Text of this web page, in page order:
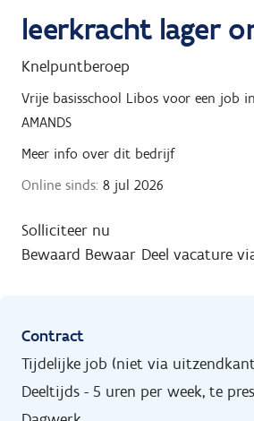
n
a
a
r
leerkracht lager
Knelpuntberoep
Vrije basisschool Libos voor een job in
AMANDS
Meer info over dit bedrijf
Online sinds: 8 jul 2026
Solliciteer nu
Bewaard Bewaar Deel vacature
Contract
Tijdelijke job (niet via
Deeltijds - 5 uren per week, te